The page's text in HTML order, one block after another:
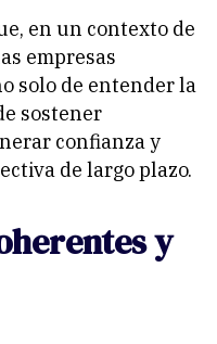
en un contexto de
empresas
solo de entender la
sostener
confianza y
de largo plazo.
y